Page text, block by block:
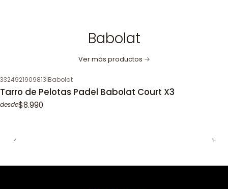
Babolat
Ver más productos
3324921909813|Babolat
Tarro de Pelotas Padel Babolat Court X3
desde$8.990